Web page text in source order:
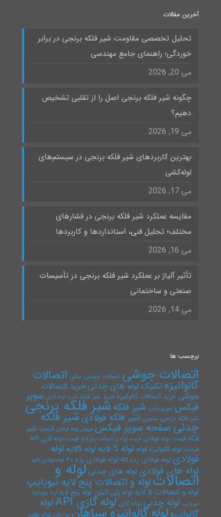
آخرین مقالات
تحلیل تخصصی مقاومت شیر فلکه برنجی در برابر
خوردگی؛ راهنمای جامع مهندسی
می 20, 2026
چگونه شیر فلکه برنجی اصل را از تقلبی تشخیص
دهیم؟
می 19, 2026
بهترین کاربردهای شیر فلکه برنجی در سیستم‌های
لوله‌کشی
می 17, 2026
مقایسه عملکرد شیر فلکه برنجی در فشارهای
مختلف؛ تحلیل فنی، استانداردها و کاربردها
می 16, 2026
تأثیر آلیاژ بر عملکرد شیر فلکه برنجی در تأسیسات
صنعتی و ساختمانی
می 14, 2026
برچسب ها
اتصالات جوشی اتصالات جوشی بنکن اتصالات
گالوانیزهتکنیک لوله های چدنیخرید اتصالات
جوشیخرید اتصالات گالوانیزه خرید شیر فلکه خرید لوله گازی سوپر
فیکس سوپرپایپ شیر فلکه شیر فلکه برنجی
شیر فلکه برنجی سامین شیر فلکه فولادی شیر فلکه
چدنیصفحه سوپر فیکس فروش لوله فولادی قیمت شیر
فلکه قیمت لوله فولادی قیمت لوله و اتصالات پنج لایه قیمت لوله گازی API
قیمت لوله گالوانیزه لوله لوله 5 لایه لوله 5لایه لوله
فولادی لوله فولادی رده 40 لوله فولادی رده ۴۰ لوله فولادی کاوه
لوله های فولادی لوله های چدنی لوله و اتصالاتلوله و اتصالات پنج لایه نیوپایپ
لوله و اتصالات ۵ لایه لوله پلی اتیلن لوله پنج لایه لوله پنج لایه
نیوپایپ لوله چدنی لوله گازی لوله گازی API لوله
مزایای لوله های